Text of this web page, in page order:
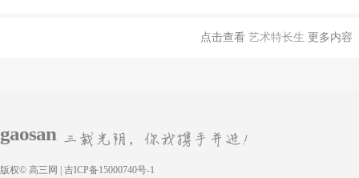
点击查看 艺术特长生 更多内容
gaosan
版权© 高三网 | 吉ICP备15000740号-1